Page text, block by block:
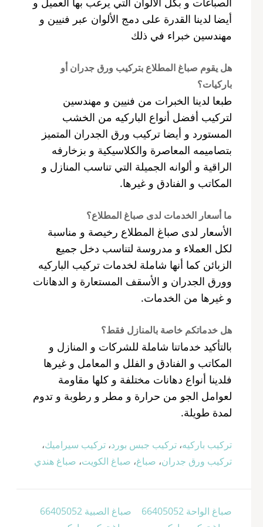
أيضا لدينا القدرة على دمج الألوان عبر فنيين و
مهندسين خبراء في ذلك
هل يقوم صباغ المطلاع بتركيب ورق جدران أو
باركيات؟
طبعا لدينا الخبرات من فنيين و مهندسين
لتركيب أفضل أنواع الباركيه من الخشب
المستورد و أيضا تركيب ورق الجدران المتميز
بتصاميمه المعاصرة والكلاسيكية و بزخارفه
الراقية و ألوانه الجميلة التي تناسب المنازل و
المكاتب و الفنادق و غيرها.
ما أسعار الخدمات لدى صباغ المطلاع؟
الأسعار لدى صباغ المطلاع رخيصة و مناسبة
لكل العملاء و مدروسة لتناسب دخل جميع
الزبائن كما أنها شاملة لخدمات تركيب الباركيه
وورق الجدران و الأسقف المستعارة و الدهانات
و غيرها من الخدمات.
هل خدماتكم خاصة بالمنازل فقط؟
بالتأكيد خدماتنا شاملة للشركات و المنازل و
المكاتب و الفنادق و الفلل و المعامل و غيرها
فلدينا أنواع دهانات مختلفة و كلها مقاومة
لعوامل الجو من حرارة و مطر و رطوبة و تدوم
لمدة طويلة.
تركيب باركيه، تركيب جبس بورد، تركيب سيراميك،
تركيب ورق جدران، صباغ، صباغ الكويت، صباغ هندي
تصفّح
صباغ الصبية 66405052
صباغ الواحة 66405052